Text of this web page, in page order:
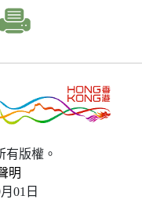
有版權。
明
01日